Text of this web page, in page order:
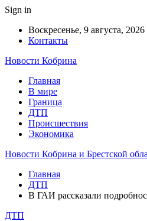
Sign in
Воскресенье, 9 августа, 2026
Контакты
Новости Кобрина
Главная
В мире
Граница
ДТП
Происшествия
Экономика
Новости Кобрина и Брестской
Главная
ДТП
В ГАИ рассказали
ДТП